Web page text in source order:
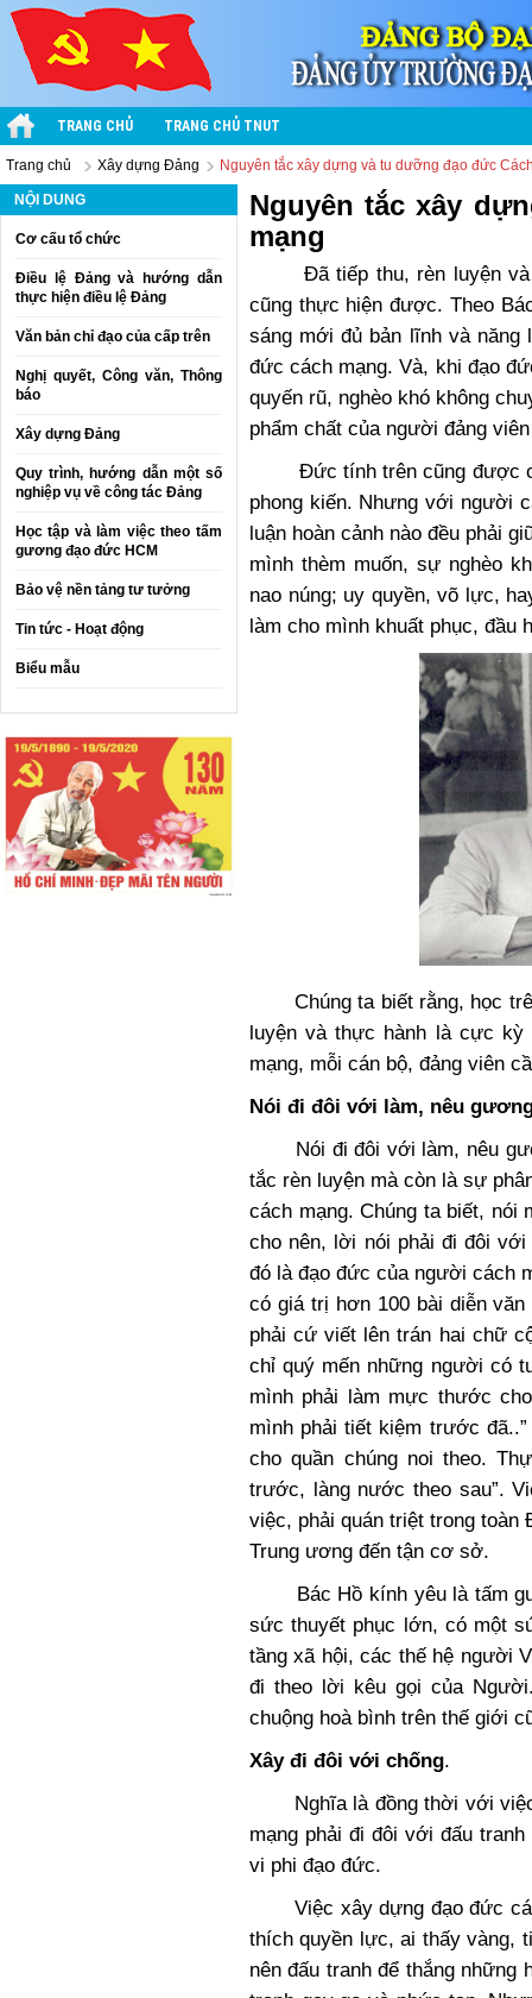
TRANG CHỦ TRANG CHỦ TNUT
Trang chủ Xây dựng Đảng Nguyên tắc xây dựng và tu dưỡng đạo đức
NỘI DUNG
Cơ cấu tổ chức
Điều lệ Đảng và hướng dẫn
thực hiện điều lệ Đảng
Văn bản chỉ đạo của cấp trên
Nghị quyết, Công văn, Thông
báo
Xây dựng Đảng
Quy trình, hướng dẫn một số
nghiệp vụ về công tác Đảng
Học tập và làm việc theo tấm
gương đạo đức HCM
Bảo vệ nền tảng tư tưởng
Tin tức - Hoạt động
Biểu mẫu
Nguyên tắc xây
mạng
Đã tiếp thu, rèn luyện và
cũng thực hiện được. Theo
sáng mới đủ bản lĩnh và
đức cách mạng. Và, khi đạo
quyến rũ, nghèo khó không
phẩm chất của người đảng
Đức tính trên cũng được
phong kiến. Nhưng với người
luận hoàn cảnh nào đều phải
mình thèm muốn, sự nghèo
nao núng; uy quyền, võ lực,
làm cho mình khuất phục, đầu
Chúng ta biết rằng, học
luyện và thực hành là cực
mạng, mỗi cán bộ, đảng viên
Nói đi đôi với làm, nêu
Nói đi đôi với làm, nêu
tắc rèn luyện mà còn là sự
cách mạng. Chúng ta biết, nói
cho nên, lời nói phải đi đôi
đó là đạo đức của người cách
có giá trị hơn 100 bài diễn
phải cứ viết lên trán hai chữ
chỉ quý mến những người có
mình phải làm mực thước
mình phải tiết kiệm trước
cho quần chúng noi theo.
trước, làng nước theo sau”.
việc, phải quán triệt trong
Trung ương đến tận cơ sở.
Bác Hồ kính yêu là tấm
sức thuyết phục lớn, có một
tầng xã hội, các thế hệ người
đi theo lời kêu gọi của
chuộng hoà bình trên thế giới
Xây đi đôi với chống.
Nghĩa là đồng thời với việc
mạng phải đi đôi với đấu
vi phi đạo đức.
Việc xây dựng đạo đức
thích quyền lực, ai thấy vàng,
nên đấu tranh để thắng những